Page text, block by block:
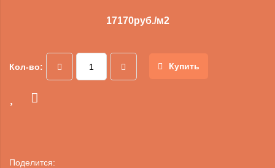
17170руб./м2
Кол-во: Купить
Поделится: